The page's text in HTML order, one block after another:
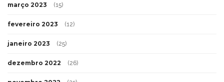
março 2023 (15)
fevereiro 2023 (12)
janeiro 2023 (25)
dezembro 2022 (26)